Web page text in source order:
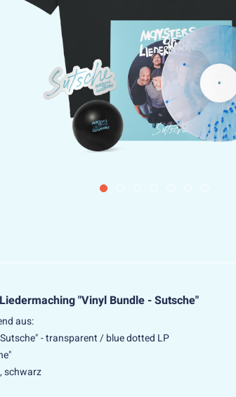
"Vinyl Bundle - Sutsche"
aus:
- transparent / blue dotted LP
schwarz